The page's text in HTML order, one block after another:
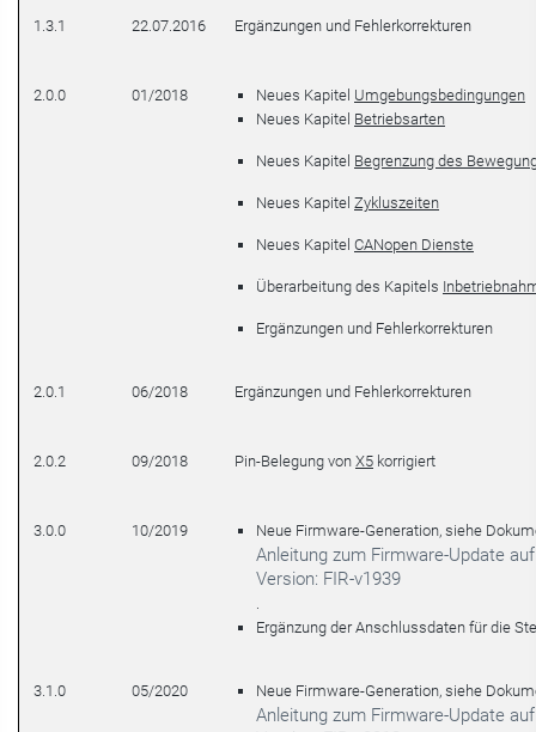
1.3.1 22.07.2016 Ergänzungen und Fehlerkorrekturen
2.0.0 01/2018 Neues Kapitel Umgebungsbedingungen
Neues Kapitel Betriebsarten
Neues Kapitel Begrenzung des
Neues Kapitel Zykluszeiten
Neues Kapitel CANopen Dienste
Überarbeitung des Kapitels
Ergänzungen und Fehlerkorrekturen
2.0.1 06/2018 Ergänzungen und Fehlerkorrekturen
2.0.2 09/2018 Pin-Belegung von X5 korrigiert
3.0.0 10/2019 Neue Firmware-Generation, siehe
Anleitung zum Firmware-Update
Version: FIR-v1939
Ergänzung der Anschlussdaten für die
3.1.0 05/2020 Neue Firmware-Generation, siehe
Anleitung zum Firmware-Update